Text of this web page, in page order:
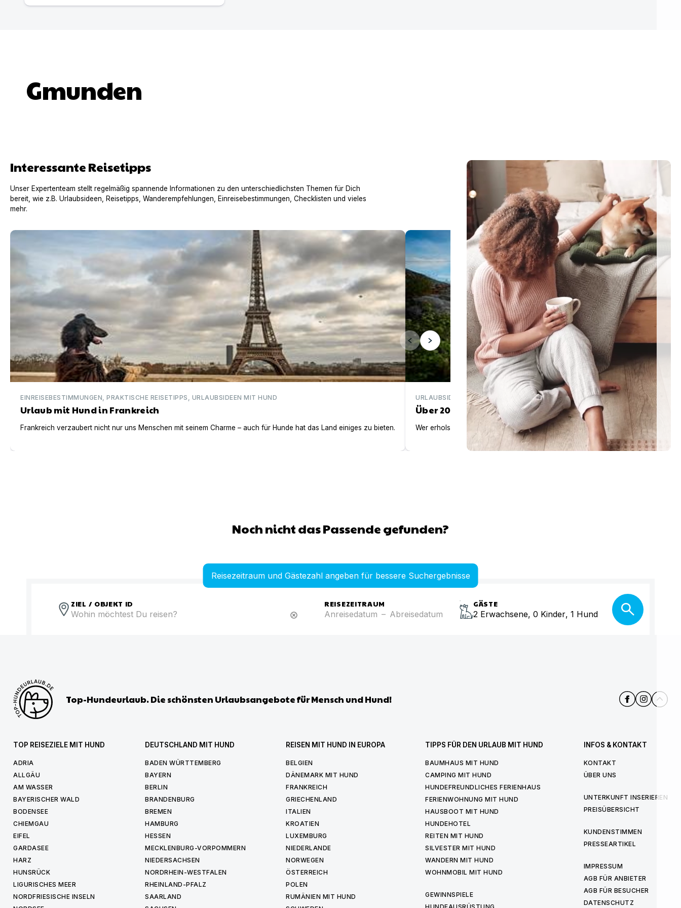
Gmunden
Interessante Reisetipps
Unser Expertenteam stellt regelmäßig spannende Informationen zu den unterschiedlichsten Themen für Dich
bereit, wie z.B. Urlaubsideen, Reisetipps, Wanderempfehlungen, Einreisebestimmungen, Checklisten und vieles
mehr.
Urlaub mit Hund in Frankreich
EINREISEBESTIMMUNGEN, PRAKTISCHE REISETIPPS, URLAUBSIDEEN MIT HUND
Urlaub mit Hund in Frankreich
Frankreich verzaubert nicht nur uns Menschen mit seinem Charme – auch für Hunde hat das Land einiges zu bieten.
Über 200 eingezäunte Ferienhäuser: Für den perfekten Urlaub mit
URLAUBSIDEEN MIT HUND
Über 200 eingezäunte Ferienhäuser: Für den perfekten
Wer erholsame Urlaubstage mit Hund plant, findet auf top-hundeurlaub.de eine
Noch nicht das Passende gefunden?
Reisezeitraum und Gästezahl angeben für bessere Suchergebnisse
ZIEL / OBJEKT ID
cancel
REISEZEITRAUM
Anreisedatum – Abreisedatum
GÄSTE
2 Erwachsene, 0 Kinder, 1 Hund
Top-Hundeurlaub. Die schönsten Urlaubsangebote für Mensch und Hund!
TOP REISEZIELE MIT HUND
ADRIA
ALLGÄU
AM WASSER
BAYERISCHER WALD
BODENSEE
CHIEMGAU
EIFEL
GARDASEE
HARZ
HUNSRÜCK
LIGURISCHES MEER
NORDFRIESISCHE INSELN
DEUTSCHLAND MIT HUND
BADEN WÜRTTEMBERG
BAYERN
BERLIN
BRANDENBURG
BREMEN
HAMBURG
HESSEN
MECKLENBURG-VORPOMMERN
NIEDERSACHSEN
NORDRHEIN-WESTFALEN
RHEINLAND-PFALZ
SAARLAND
REISEN MIT HUND IN EUROPA
BELGIEN
DÄNEMARK MIT HUND
FRANKREICH
GRIECHENLAND
ITALIEN
KROATIEN
LUXEMBURG
NIEDERLANDE
NORWEGEN
ÖSTERREICH
POLEN
RUMÄNIEN MIT HUND
TIPPS FÜR DEN URLAUB MIT HUND
BAUMHAUS MIT HUND
CAMPING MIT HUND
HUNDEFREUNDLICHES FERIENHAUS
FERIENWOHNUNG MIT HUND
HAUSBOOT MIT HUND
HUNDEHOTEL
REITEN MIT HUND
SILVESTER MIT HUND
WANDERN MIT HUND
WOHNMOBIL MIT HUND
GEWINNSPIELE
INFOS & KONTAKT
KONTAKT
ÜBER UNS
UNTERKUNFT INSERIEREN
PREISÜBERSICHT
KUNDENSTIMMEN
PRESSEARTIKEL
IMPRESSUM
AGB FÜR ANBIETER
AGB FÜR BESUCHER
DATENSCHUTZ